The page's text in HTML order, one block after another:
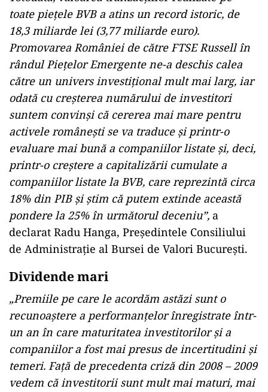
toate piețele BVB a atins un record istoric, de
18,3 miliarde lei (3,77 miliarde euro).
Promovarea României de către FTSE Russell în
rândul Piețelor Emergente ne-a deschis calea
către un univers investițional mult mai larg, iar
odată cu creșterea numărului de investitori
suntem convinși că cererea mai mare pentru
activele românești se va traduce și printr-o
evaluare mai bună a companiilor listate și, deci,
printr-o creștere a capitalizării cumulate a
companiilor listate la BVB, care reprezintă circa
18% din PIB și știm că putem extinde această
pondere la 25% în următorul deceniu”, a
declarat Radu Hanga, Președintele Consiliului
de Administrație al Bursei de Valori București.
Dividende mari
„Premiile pe care le acordăm astăzi sunt o
recunoaștere a performanțelor înregistrate într-
un an în care maturitatea investitorilor și a
companiilor a fost mai presus de incertitudini și
temeri. Față de precedenta criză din 2008 – 2009
vedem că investitorii sunt mult mai maturi, mai